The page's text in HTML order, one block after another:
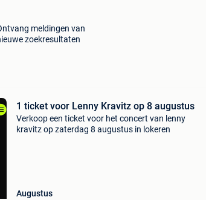
meldingen van
zoekresultaten
1 ticket voor Lenny Kravitz op 8 augustus
Verkoop een ticket voor het concert van lenny
kravitz op zaterdag 8 augustus in lokeren
Augustus